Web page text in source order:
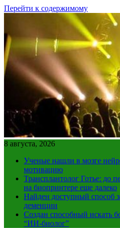
Перейти к содержимому
8 августа, 2026
Ученые нашли в мозге
мотивацию
Трансплантолог Готье: до
на биопринтере еще далеко
Найден доступный способ
деменции
Создан способный искать
“ИИ-биолог”